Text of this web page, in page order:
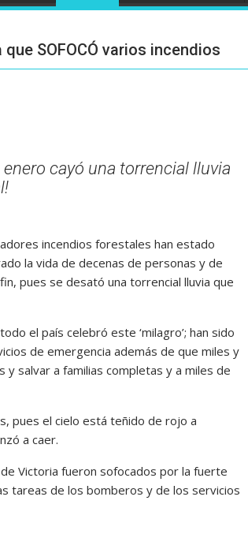
SOFOCÓ varios incendios
cayó una torrencial lluvia
incendios forestales han estado
la vida de decenas de personas y de
pues se desató una torrencial lluvia que
el país celebró este ‘milagro’; han sido
de emergencia además de que miles y
y salvar a familias completas y a miles de
pues el cielo está teñido de rojo a
a caer.
Victoria fueron sofocados por la fuerte
tareas de los bomberos y de los servicios